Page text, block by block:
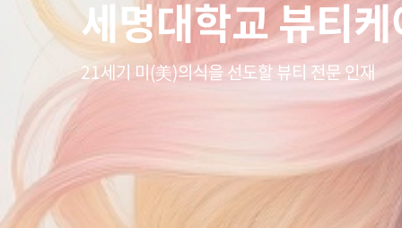
세명대학교 뷰티
21세기 미(美)의식을 선도할 뷰티 전문 인재